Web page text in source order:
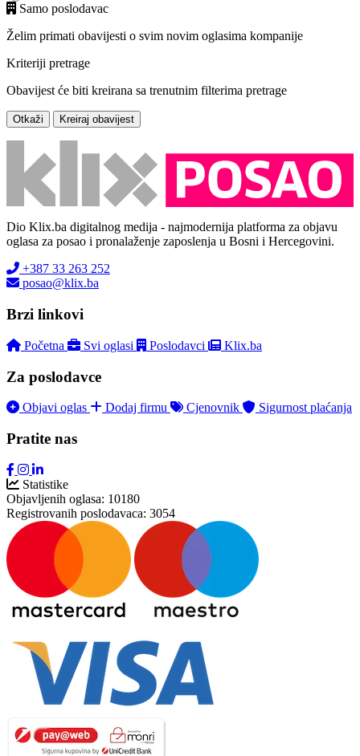
Samo poslodavac
Želim primati obavijesti o svim novim oglasima kompanije
Kriteriji pretrage
Obavijest će biti kreirana sa trenutnim filterima pretrage
Otkaži Kreiraj obavijest
Dio Klix.ba digitalnog medija - najmodernija platforma za objavu
oglasa za posao i pronalaženje zaposlenja u Bosni i Hercegovini.
+387 33 263 252
posao@klix.ba
Brzi linkovi
Početna Svi oglasi Poslodavci Klix.ba
Za poslodavce
Objavi oglas Dodaj firmu Cjenovnik Sigurnost plaćanja
Pratite nas
Statistike
Objavljenih oglasa: 10180
Registrovanih poslodavaca: 3054